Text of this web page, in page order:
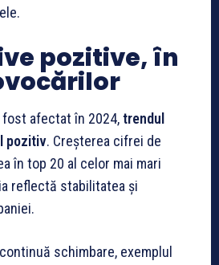
pozitive, în
afectat în 2024,trendul
pozitiv. Creșterea cifrei de
în top 20 al celor mai mari
reflectă stabilitatea și
schimbare, exemplul